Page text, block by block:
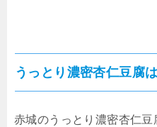
うっとり濃密杏仁豆腐
赤城のうっとり濃密杏仁